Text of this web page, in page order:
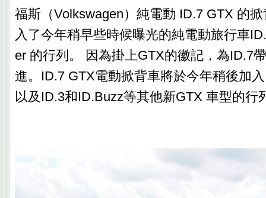
福斯（Volkswagen）純電動 ID.7 GTX 的
入了今年稍早些時候曝光的純電動旅行車
er 的行列。 因為掛上GTX的徽記，為ID.7
進。ID.7 GTX電動掀背車將於今年稍後加
以及ID.3和ID.Buzz等其他新GTX 車型的行